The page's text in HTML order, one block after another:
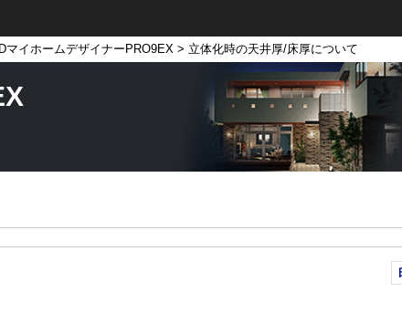
マイホームデザイナーPRO9EX > 立体化時の天井厚/床厚について